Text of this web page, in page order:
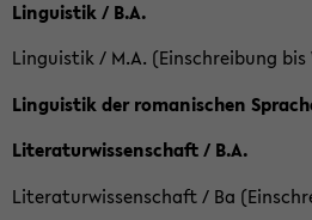
Linguistik / B.A.
Linguistik / M.A. (Einschreibung bis
Linguistik der romanischen
Literaturwissenschaft / B.A.
Literaturwissenschaft / Ba